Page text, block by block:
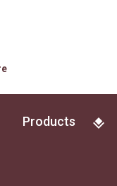
Products